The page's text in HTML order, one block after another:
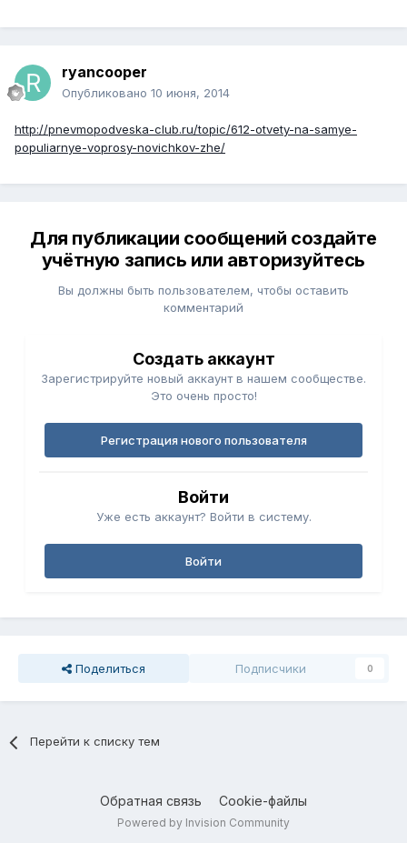
ryancooper
Опубликовано 10 июня, 2014
http://pnevmopodveska-club.ru/topic/612-otvety-na-samye-
populiarnye-voprosy-novichkov-zhe/
Для публикации сообщений создайте
учётную запись или авторизуйтесь
Вы должны быть пользователем, чтобы оставить
комментарий
Создать аккаунт
Зарегистрируйте новый аккаунт в нашем сообществе.
Это очень просто!
Регистрация нового пользователя
Войти
Уже есть аккаунт? Войти в систему.
Войти
Поделиться Подписчики 0
Перейти к списку тем
Обратная связь Cookie-файлы
Powered by Invision Community